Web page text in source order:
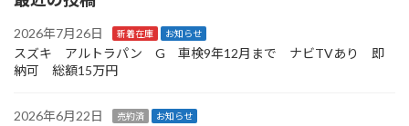
2026年7月26日 新着在庫 お知らせ
スズキ アルトラパン G 車検9年12月まで ナビTVあり 即
納可 総額15万円
2026年6月22日 売約済 お知らせ